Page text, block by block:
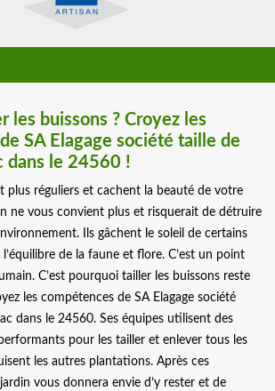
les buissons ? Croyez les
SA Elagage société taille de
dans le 24560 !
plus réguliers et cachent la beauté de votre
ne vous convient plus et risquerait de détruire
Ils gâchent le soleil de certains
de la faune et flore. C’est un point
C’est pourquoi tailler les buissons reste
les compétences de SA Elagage société
dans le 24560. Ses équipes utilisent des
pour les tailler et enlever tous les
les autres plantations. Après ces
vous donnera envie d’y rester et de